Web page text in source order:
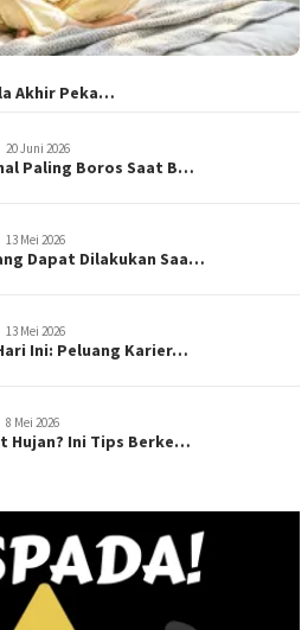
Akhir Peka…
20 Juni 2026
Paling Boros Saat B…
13 Mei 2026
Dapat Dilakukan Saa…
13 Mei 2026
Ini: Peluang Karier…
8 Mei 2026
Hujan? Ini Tips Berke…